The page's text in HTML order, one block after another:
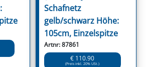
Schafnetz
gelb/schwarz Höhe:
105cm, Einzelspitze
Artnr: 87861
€ 110.90
(Preis inkl. 20% USt.)